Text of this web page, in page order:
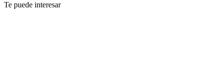
Te puede interesar